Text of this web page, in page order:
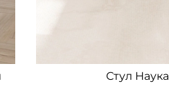
Стул Наука